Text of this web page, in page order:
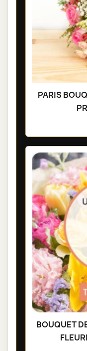
PARIS
BOUQUET